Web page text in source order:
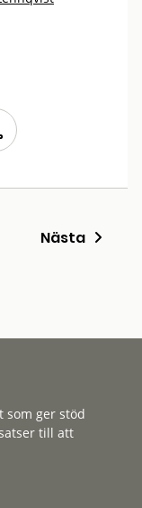
Nästa
som ger stöd
till att